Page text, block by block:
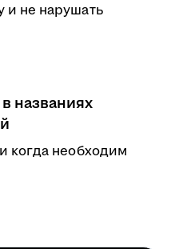
и не нарушать
названиях
когда необходим